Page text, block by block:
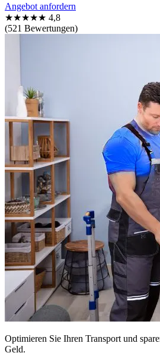
Angebot anfordern
★★★★★ 4,8
(521 Bewertungen)
Optimieren Sie Ihren Transport und
Geld.